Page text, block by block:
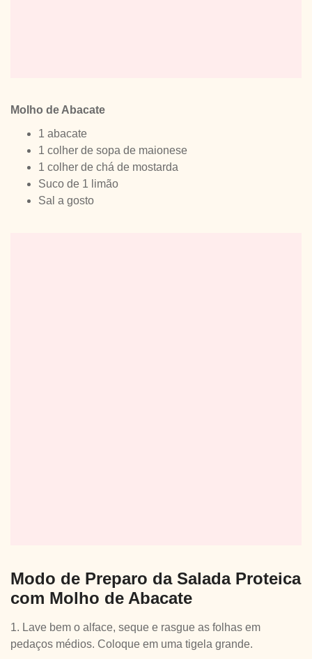
Molho de Abacate
1 abacate
1 colher de sopa de maionese
1 colher de chá de mostarda
Suco de 1 limão
Sal a gosto
Modo de Preparo da Salada Proteica
com Molho de Abacate
1. Lave bem o alface, seque e rasgue as folhas em
pedaços médios. Coloque em uma tigela grande.